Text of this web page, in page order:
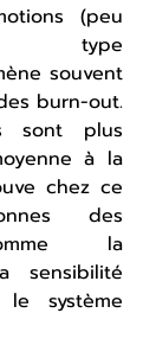
(peu
type
souvent
burn-out.
sont plus
à la
chez ce
des
la
sensibilité
le système